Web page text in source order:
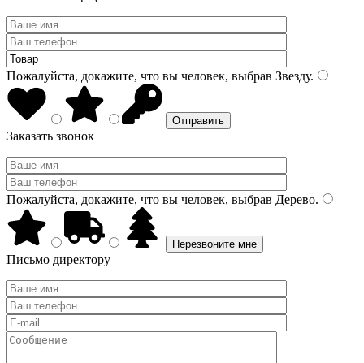
Пожалуйста, докажите, что вы человек, выбрав Звезду.
Заказать звонок
Пожалуйста, докажите, что вы человек, выбрав Дерево.
Письмо директору